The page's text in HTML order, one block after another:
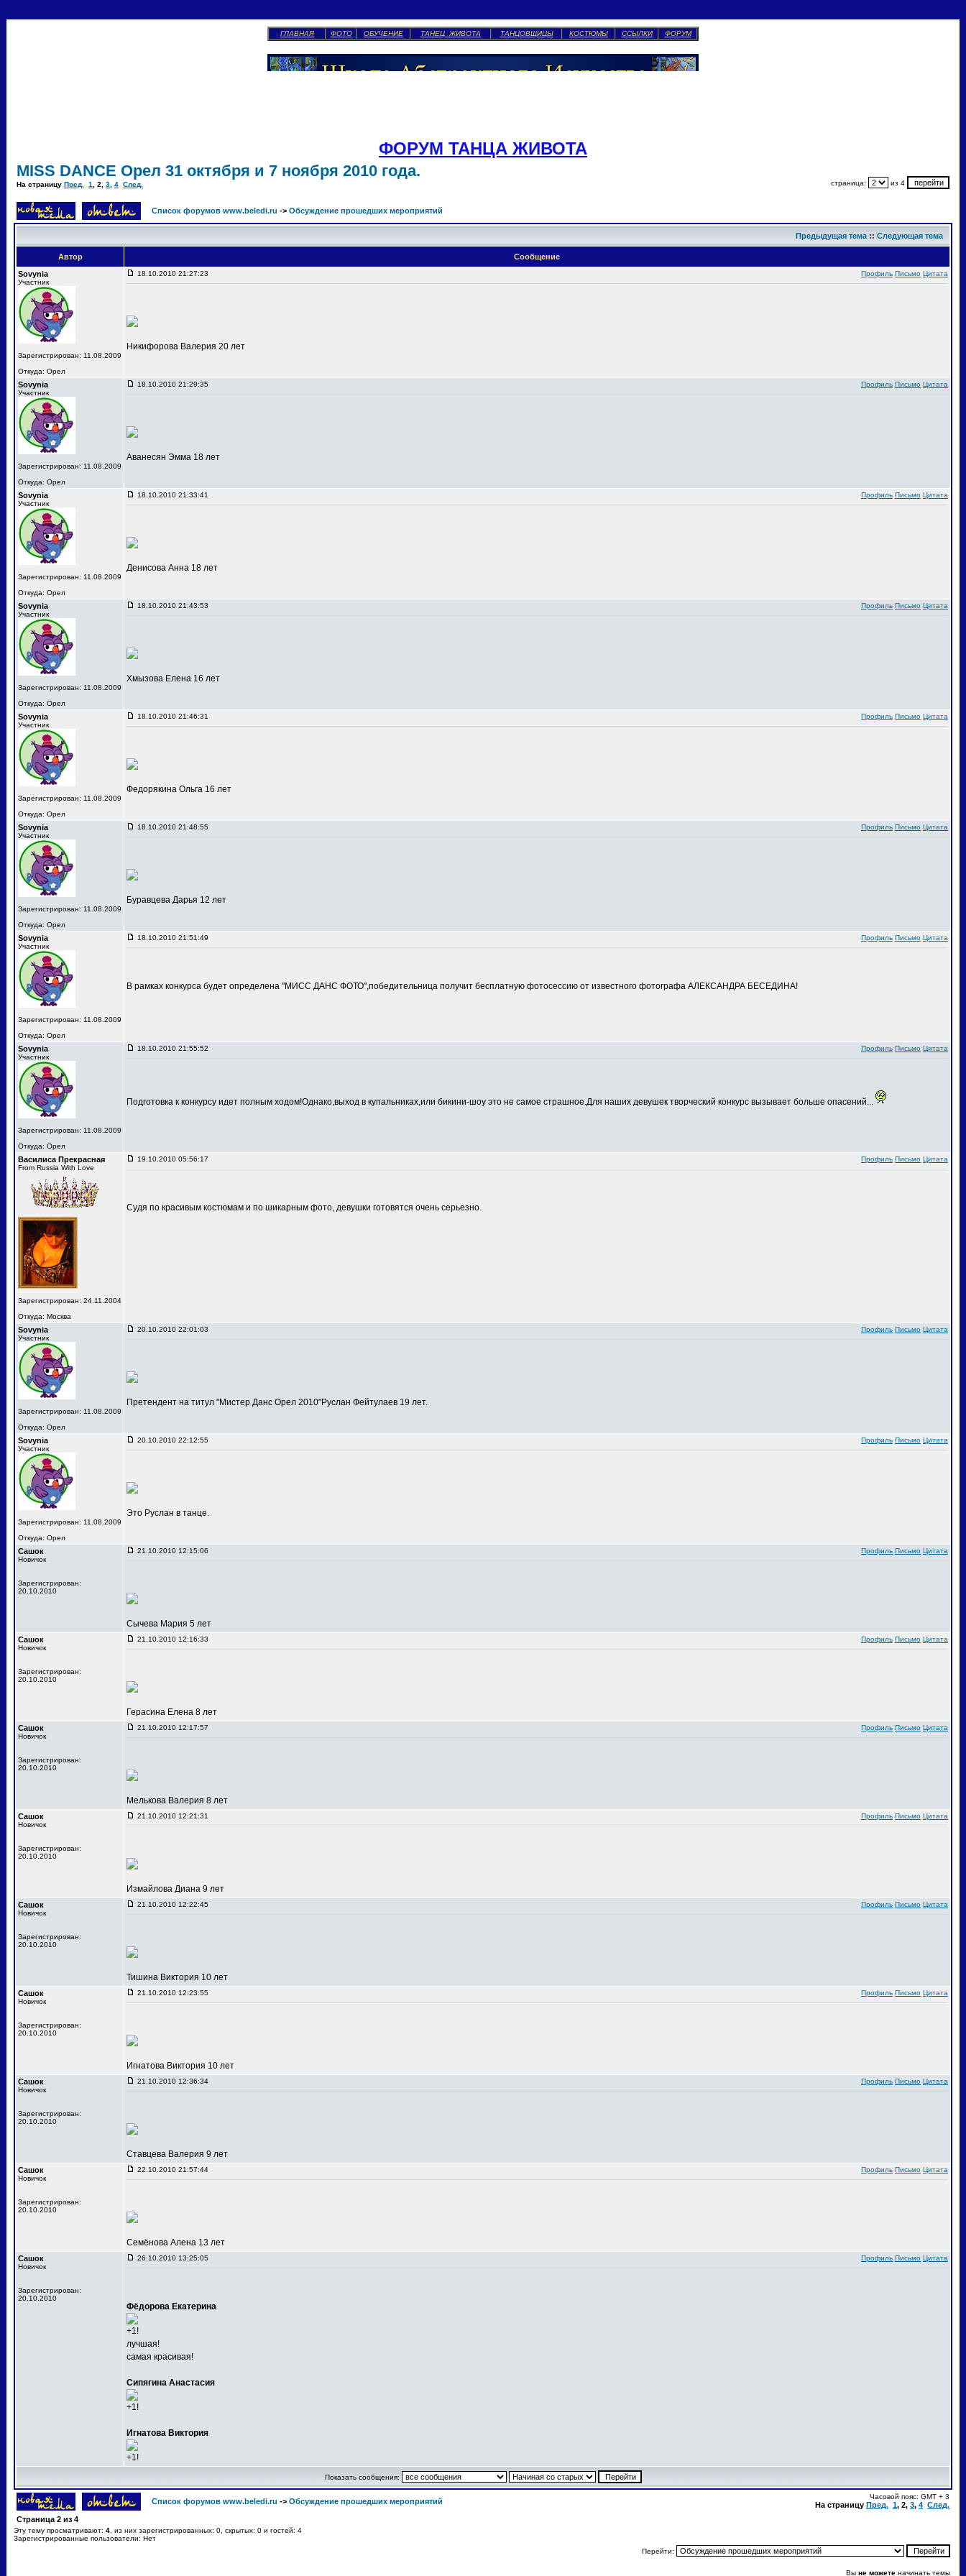
ГЛАВНАЯ ФОТО ОБУЧЕНИЕ ТАНЕЦ ЖИВОТА ТАНЦОВЩИЦЫ КОСТЮМЫ ССЫЛКИ ФОРУМ
ФОРУМ ТАНЦА ЖИВОТА
MISS DANCE Орел 31 октября и 7 ноября 2010 года.
На страницу Пред. 1 2 3 4 След. страница: из 4
Список форумов www.beledi.ru -> Обсуждение прошедших мероприятий
Предыдущая тема :: Следующая тема
Автор
Сообщение
Sovynia
Участник
Зарегистрирован: 11.08.2009
Откуда: Орел
18.10.2010 21:27:23 Профиль Письмо Цитата
Никифорова Валерия 20 лет
Sovynia
Участник
Зарегистрирован: 11.08.2009
Откуда: Орел
18.10.2010 21:29:35 Профиль Письмо Цитата
Аванесян Эмма 18 лет
Sovynia
Участник
Зарегистрирован: 11.08.2009
Откуда: Орел
18.10.2010 21:33:41 Профиль Письмо Цитата
Денисова Анна 18 лет
Sovynia
Участник
Зарегистрирован: 11.08.2009
Откуда: Орел
18.10.2010 21:43:53 Профиль Письмо Цитата
Хмызова Елена 16 лет
Sovynia
Участник
Зарегистрирован: 11.08.2009
Откуда: Орел
18.10.2010 21:46:31 Профиль Письмо Цитата
Федорякина Ольга 16 лет
Sovynia
Участник
Зарегистрирован: 11.08.2009
Откуда: Орел
18.10.2010 21:48:55 Профиль Письмо Цитата
Буравцева Дарья 12 лет
Sovynia
Участник
Зарегистрирован: 11.08.2009
Откуда: Орел
18.10.2010 21:51:49 Профиль Письмо Цитата
В рамках конкурса будет определена "МИСС ДАНС ФОТО",победительница получит бесплатную фотосессию от известного фотографа АЛЕКСАНДРА БЕСЕДИНА!
Sovynia
Участник
Зарегистрирован: 11.08.2009
Откуда: Орел
18.10.2010 21:55:52 Профиль Письмо Цитата
Подготовка к конкурсу идет полным ходом!Однако,выход в купальниках,или бикини-шоу это не самое страшное.Для наших девушек творческий конкурс вызывает больше опасений...
Василиса Прекрасная
From Russia With Love
Зарегистрирован: 24.11.2004
Откуда: Москва
19.10.2010 05:56:17 Профиль Письмо Цитата
Судя по красивым костюмам и по шикарным фото, девушки готовятся очень серьезно.
Sovynia
Участник
Зарегистрирован: 11.08.2009
Откуда: Орел
20.10.2010 22:01:03 Профиль Письмо Цитата
Претендент на титул "Мистер Данс Орел 2010"Руслан Фейтулаев 19 лет.
Sovynia
Участник
Зарегистрирован: 11.08.2009
Откуда: Орел
20.10.2010 22:12:55 Профиль Письмо Цитата
Это Руслан в танце.
Сашок
Новичок
Зарегистрирован:
20.10.2010
21.10.2010 12:15:06 Профиль Письмо Цитата
Сычева Мария 5 лет
Сашок
Новичок
Зарегистрирован:
20.10.2010
21.10.2010 12:16:33 Профиль Письмо Цитата
Герасина Елена 8 лет
Сашок
Новичок
Зарегистрирован:
20.10.2010
21.10.2010 12:17:57 Профиль Письмо Цитата
Мелькова Валерия 8 лет
Сашок
Новичок
Зарегистрирован:
20.10.2010
21.10.2010 12:21:31 Профиль Письмо Цитата
Измайлова Диана 9 лет
Сашок
Новичок
Зарегистрирован:
20.10.2010
21.10.2010 12:22:45 Профиль Письмо Цитата
Тишина Виктория 10 лет
Сашок
Новичок
Зарегистрирован:
20.10.2010
21.10.2010 12:23:55 Профиль Письмо Цитата
Игнатова Виктория 10 лет
Сашок
Новичок
Зарегистрирован:
20.10.2010
21.10.2010 12:36:34 Профиль Письмо Цитата
Ставцева Валерия 9 лет
Сашок
Новичок
Зарегистрирован:
20.10.2010
22.10.2010 21:57:44 Профиль Письмо Цитата
Семёнова Алена 13 лет
Сашок
Новичок
Зарегистрирован:
20.10.2010
26.10.2010 13:25:05 Профиль Письмо Цитата
Фёдорова Екатерина
+1!
лучшая!
самая красивая!
Сипягина Анастасия
+1!
Игнатова Виктория
+1!
Показать сообщения:
Список форумов www.beledi.ru -> Обсуждение прошедших мероприятий
Часовой пояс: GMT + 3
На страницу Пред. 1, 2, 3, 4 След.
Страница 2 из 4
Эту тему просматривают: 4 , из них зарегистрированных: 0, скрытых: 0 и гостей: 4
Зарегистрированные пользователи: Нет
Перейти:
Вы не можете начинать темы